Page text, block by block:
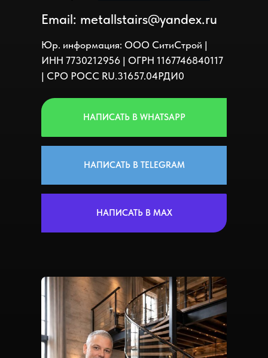
Email: metallstairs@yandex.ru
Юр. информация: ООО СитиСтрой |
ИНН 7730212956 | ОГРН 1167746840117
| СРО РОСС RU.31657.04РДИ0
НАПИСАТЬ В WHATSAPP
НАПИСАТЬ В TELEGRAM
НАПИСАТЬ В MAX